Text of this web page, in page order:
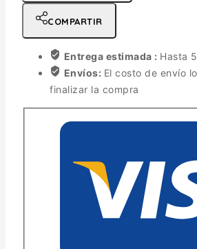
COMPARTIR
Entrega estimada : Hasta
Envíos: El costo de envío
finalizar la compra